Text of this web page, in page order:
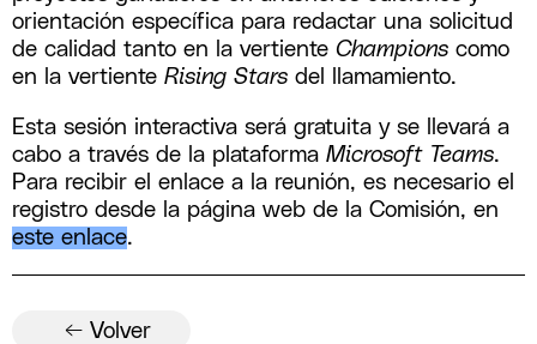
orientación específica para redactar una solicitud
de calidad tanto en la vertiente Champions como
en la vertiente Rising Starsdel llamamiento.
Esta sesión interactiva será gratuita y se llevará a
cabo a través de la plataforma Microsoft Teams.
Para recibir el enlace a la reunión, es necesario el
registro desde la página web de la Comisión, en
este enlace.
← Volver